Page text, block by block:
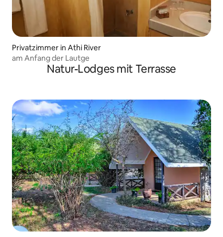
Privatzimmer in Athi River
am Anfang der Lautge
Natur-Lodges mit Terrasse